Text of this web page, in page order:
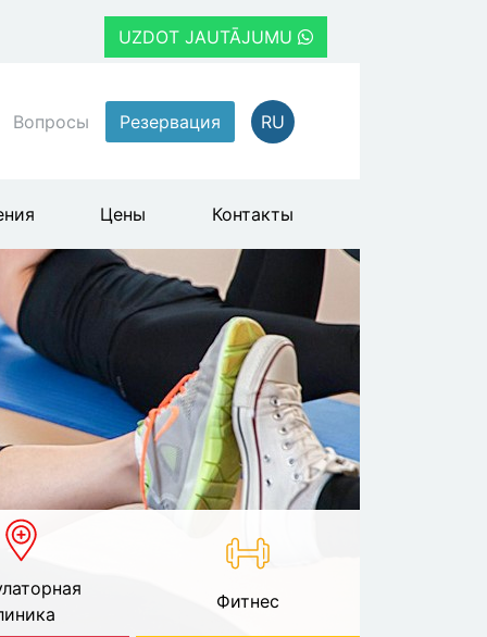
UZDOT JAUTĀJUMU
Вопросы Резервация RU
Цены Контакты
Фитнес